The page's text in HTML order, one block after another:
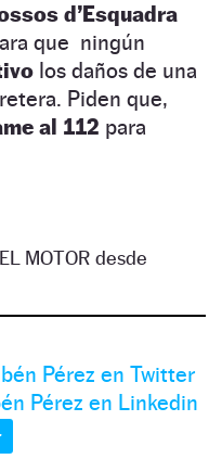
d’Esquadra
que ningún
los daños de una
Piden que,
al 112 para
MOTOR desde
Pérez en Twitter
Pérez en Linkedin